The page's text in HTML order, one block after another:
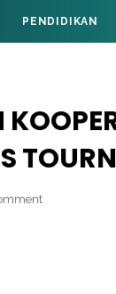
PENDIDIKAN